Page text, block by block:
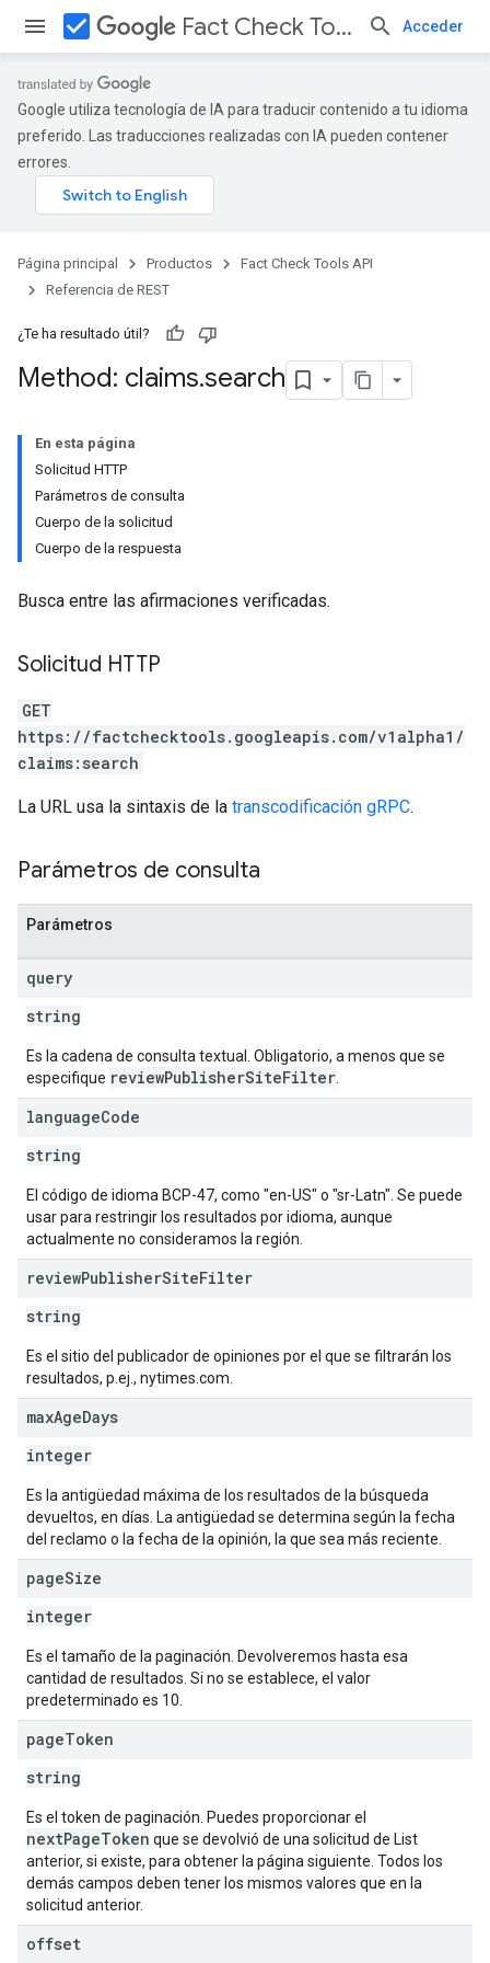
check_box Fact Check Tools API Acceder
Google utiliza tecnología de IA para traducir contenido a tu idioma
preferido. Las traducciones realizadas con IA pueden contener
errores.
Página principal Productos
Fact Check Tools API
Referencia de REST
¿Te ha resultado útil?
Method: claims.search
En esta página
Solicitud HTTP
Parámetros de consulta
Cuerpo de la solicitud
Cuerpo de la respuesta
Busca entre las afirmaciones verificadas.
Solicitud HTTP
GET
https://factchecktools.googleapis.com/v1alpha1/
claims:search
La URL usa la sintaxis de la transcodificación gRPC.
Parámetros de consulta
Parámetros
query
string
Es la cadena de consulta textual. Obligatorio, a menos que se
especifique reviewPublisherSiteFilter
languageCode
string
El código de idioma BCP-47, como "en-US" o "sr-Latn". Se puede
usar para restringir los resultados por idioma, aunque
actualmente no consideramos la región.
reviewPublisherSiteFilter
string
Es el sitio del publicador de opiniones por el que se filtrarán los
resultados, p.ej., nytimes.com.
maxAgeDays
integer
Es la antigüedad máxima de los resultados de la búsqueda
devueltos, en días. La antigüedad se determina según la fecha
del reclamo o la fecha de la opinión, la que sea más reciente.
pageSize
integer
Es el tamaño de la paginación. Devolveremos hasta esa
cantidad de resultados. Si no se establece, el valor
predeterminado es 10.
pageToken
string
Es el token de paginación. Puedes proporcionar el
nextPageToken que se devolvió de una solicitud de List
anterior, si existe, para obtener la página siguiente. Todos los
demás campos deben tener los mismos valores que en la
solicitud anterior.
offset